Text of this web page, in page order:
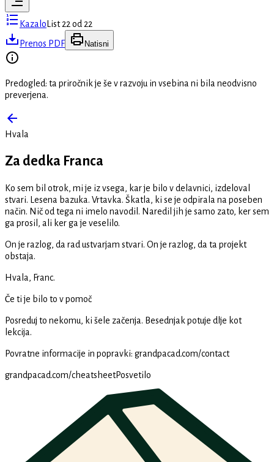
Kazalo List 22 od 22
Prenos PDF
Natisni
Predogled: ta priročnik je še v razvoju in vsebina ni bila neodvisno
preverjena.
Hvala
Za dedka Franca
Ko sem bil otrok, mi je iz vsega, kar je bilo v delavnici, izdeloval
stvari. Lesena bazuka. Vrtavka. Škatla, ki se je odpirala na poseben
način. Nič od tega ni imelo navodil. Naredil jih je samo zato, ker sem
ga prosil, ali ker ga je veselilo.
On je razlog, da rad ustvarjam stvari. On je razlog, da ta projekt
obstaja.
Hvala, Franc.
Če ti je bilo to v pomoč
Posreduj to nekomu, ki šele začenja. Besednjak potuje dlje kot
lekcija.
Povratne informacije in popravki: grandpacad.com/contact
grandpacad.com/cheatsheetPosvetilo